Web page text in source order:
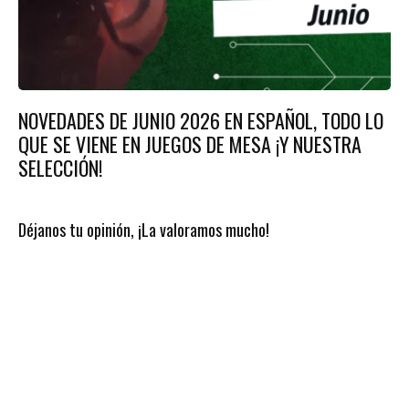
NOVEDADES DE JUNIO 2026 EN ESPAÑOL, TODO LO
QUE SE VIENE EN JUEGOS DE MESA ¡Y NUESTRA
SELECCIÓN!
Déjanos tu opinión, ¡La valoramos mucho!